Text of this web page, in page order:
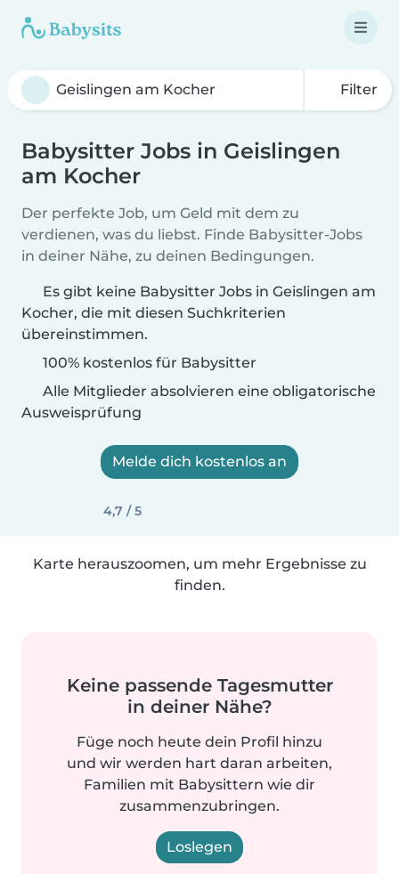
Filter
Babysitter Jobs in Geislingen
am Kocher
Der perfekte Job, um Geld mit dem zu
verdienen, was du liebst. Finde Babysitter-Jobs
in deiner Nähe, zu deinen Bedingungen.
Es gibt keine Babysitter Jobs in Geislingen am
Kocher, die mit diesen Suchkriterien
übereinstimmen.
100% kostenlos für Babysitter
Alle Mitglieder absolvieren eine obligatorische
Ausweisprüfung
Melde dich kostenlos an
4,7 / 5
Karte herauszoomen, um mehr Ergebnisse zu
finden.
Keine passende Tagesmutter
in deiner Nähe?
Füge noch heute dein Profil hinzu
und wir werden hart daran arbeiten,
Familien mit Babysittern wie dir
zusammenzubringen.
Loslegen